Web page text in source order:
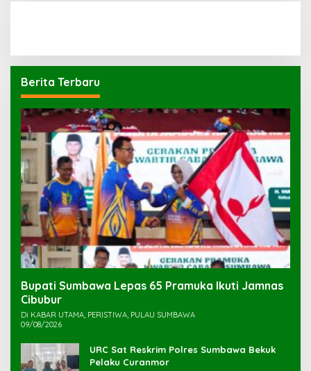
Berita Terbaru
Bupati Sumbawa Lepas 65 Pramuka Ikuti Jamnas
Cibubur ‎
Di KABAR UTAMA, PERISTIWA, PULAU SUMBAWA
09/08/2026
URC Sat Reskrim Polres Sumbawa Bekuk